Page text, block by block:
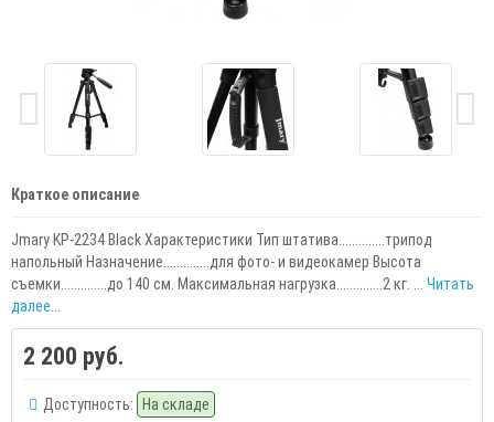
Краткое описание
Jmary KP-2234 Black Характеристики Тип штатива..............трипод
напольный Назначение..............для фото- и видеокамер Высота
съемки..............до 140 см. Максимальная нагрузка..............2 кг. ... Читать
далее...
2 200 руб.
Доступность: На складе